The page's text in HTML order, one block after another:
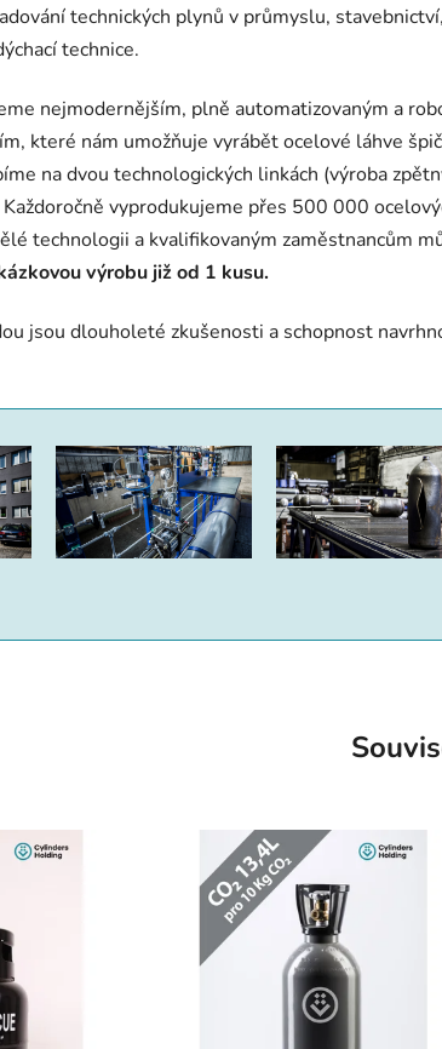
technic­kých plynů v průmyslu,
technice.
nejmodernějším, plně automatizovaným a
které nám umožňuje vyrábět ocelové láhve
na dvou technologických linkách (výroba
vyprodukujeme přes 500 000
technologii a kvalifikovaným zaměstnancům
výrobu již od 1 kusu.
jsou dlouholeté zkušenosti a schopnost